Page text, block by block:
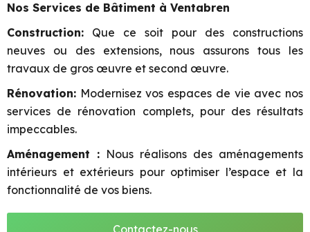
Nos Services de Bâtiment à Ventabren
Construction: Que ce soit pour des constructions
neuves ou des extensions, nous assurons tous les
travaux de gros œuvre et second œuvre.
Rénovation: Modernisez vos espaces de vie avec nos
services de rénovation complets, pour des résultats
impeccables.
Aménagement : Nous réalisons des aménagements
intérieurs et extérieurs pour optimiser l’espace et la
fonctionnalité de vos biens.
Contactez-nous